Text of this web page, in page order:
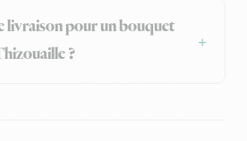
livraison pour un bouquet
?